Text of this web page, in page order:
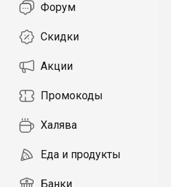
Форум
Скидки
Акции
Промокоды
Халява
Еда и продукты
Банки